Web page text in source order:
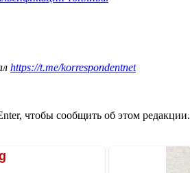
https://t.me/korrespondentnet
чтобы сообщить об этом редакции.